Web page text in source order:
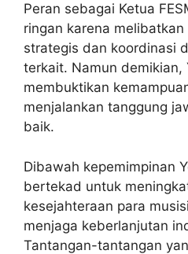
Peran sebagai Ketua
ringan karena
strategis dan koordinasi
terkait. Namun demikian,
membuktikan
menjalankan tanggung
baik.
Dibawah kepemimpinan
bertekad untuk
kesejahteraan para
menjaga keberlanjutan
Tantangan-tantangan